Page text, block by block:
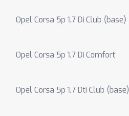
Opel Corsa 5p 1.7 Di Club (base)
Opel Corsa 5p 1.7 Di Comfort
Opel Corsa 5p 1.7 Dti Club (base)